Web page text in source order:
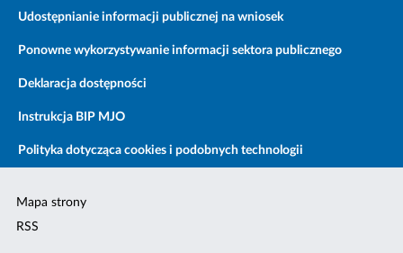
Udostępnianie informacji publicznej na wniosek
Ponowne wykorzystywanie informacji sektora publicznego
Deklaracja dostępności
Instrukcja BIP MJO
Polityka dotycząca cookies i podobnych technologii
Mapa strony
RSS